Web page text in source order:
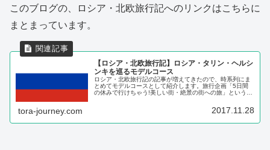
このブログの、ロシア・北欧旅行記へのリンクはこちらに
まとまっています。
【ロシア・北欧旅行記】ロシア・タリン・ヘルシ
ンキを巡るモデルコース
ロシア・北欧旅行記の記事が増えてきたので、時系列にま
とめてモデルコースとして紹介します。旅行企画「5日間
の休みで行けちゃう!美しい街・絶景の街への旅」という本
tora-journey.com 2017.11.28